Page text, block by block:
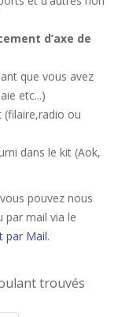
d’axe de
que vous avez
etc...)
(filaire,radio ou
dans le kit (Aok,
pouvez nous
par mail via le
par Mail.
trouvés